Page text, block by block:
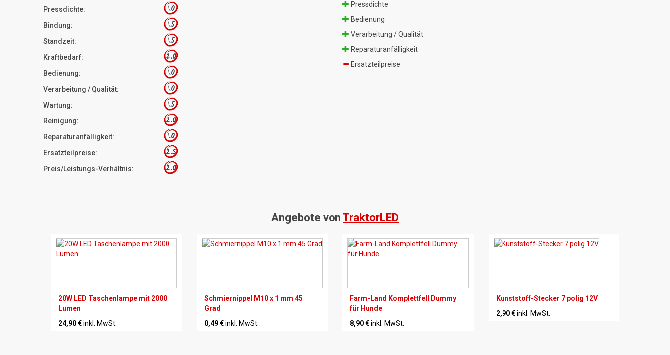
Pressdichte: 1.0
Bindung: 1.5
Standzeit: 1.5
Kraftbedarf: 2.0
Bedienung: 1.0
Verarbeitung / Qualität: 1.0
Wartung: 1.5
Reinigung: 2.0
Reparaturanfälligkeit: 1.0
Ersatzteilpreise: 2.5
Preis/Leistungs-Verhältnis: 2.0
Pressdichte
Bedienung
Verarbeitung / Qualität
Reparaturanfälligkeit
Ersatzteilpreise
Angebote von TraktorLED
20W LED Taschenlampe mit 2000
Lumen
24,90 €inkl. MwSt.
Schmiernippel M10 x 1 mm 45
Grad
0,49 € inkl. MwSt.
Farm-Land Komplettfell Dummy
für Hunde
8,90 €inkl. MwSt.
Kunststoff-Stecker 7 polig 12V
2,90 € inkl. MwSt.